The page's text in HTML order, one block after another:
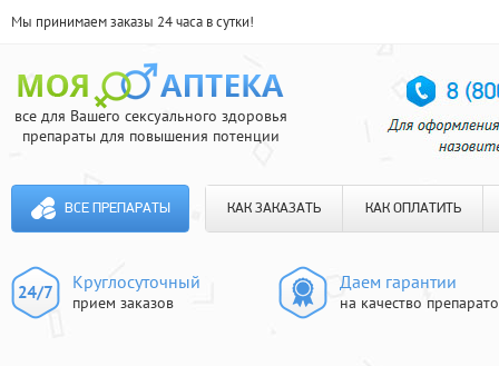
Мы принимаем заказы 24 часа в сутки!
все для Вашего сексуального здоровья
препараты для повышения потенции
ВСЕ ПРЕПАРАТЫ КАК ЗАКАЗАТЬ КАК ОПЛАТИТЬ
Круглосуточный
прием заказов
Даем гарантии
на качество